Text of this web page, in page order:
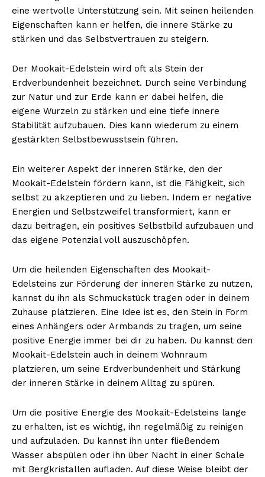
eine wertvolle Unterstützung sein. Mit seinen heilenden
Eigenschaften kann er helfen, die innere Stärke zu
stärken und das Selbstvertrauen zu steigern.
Der Mookait-Edelstein wird oft als Stein der
Erdverbundenheit bezeichnet. Durch seine Verbindung
zur Natur und zur Erde kann er dabei helfen, die
eigene Wurzeln zu stärken und eine tiefe innere
Stabilität aufzubauen. Dies kann wiederum zu einem
gestärkten Selbstbewusstsein führen.
Ein weiterer Aspekt der inneren Stärke, den der
Mookait-Edelstein fördern kann, ist die Fähigkeit, sich
selbst zu akzeptieren und zu lieben. Indem er negative
Energien und Selbstzweifel transformiert, kann er
dazu beitragen, ein positives Selbstbild aufzubauen und
das eigene Potenzial voll auszuschöpfen.
Um die heilenden Eigenschaften des Mookait-
Edelsteins zur Förderung der inneren Stärke zu nutzen,
kannst du ihn als Schmuckstück tragen oder in deinem
Zuhause platzieren. Eine Idee ist es, den Stein in Form
eines Anhängers oder Armbands zu tragen, um seine
positive Energie immer bei dir zu haben. Du kannst den
Mookait-Edelstein auch in deinem Wohnraum
platzieren, um seine Erdverbundenheit und Stärkung
der inneren Stärke in deinem Alltag zu spüren.
Um die positive Energie des Mookait-Edelsteins lange
zu erhalten, ist es wichtig, ihn regelmäßig zu reinigen
und aufzuladen. Du kannst ihn unter fließendem
Wasser abspülen oder ihn über Nacht in einer Schale
mit Bergkristallen aufladen. Auf diese Weise bleibt der